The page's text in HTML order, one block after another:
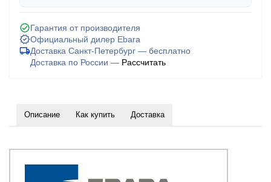
Гарантия от производителя
Официальный дилер Ebara
Доставка Санкт-Петербург — бесплатно
Доставка по России — Рассчитать
Описание Как купить Доставка